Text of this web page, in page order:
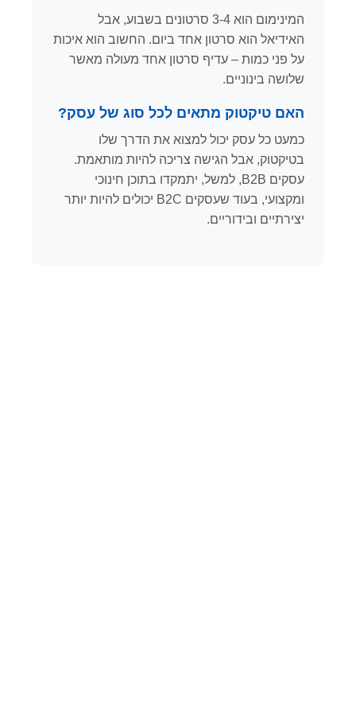
המינימום הוא 3-4 סרטונים בשבוע, אבל
האידיאל הוא סרטון אחד ביום. החשוב הוא איכות
על פני כמות – עדיף סרטון אחד מעולה מאשר
שלושה בינוניים.
האם טיקטוק מתאים לכל סוג של עסק?
כמעט כל עסק יכול למצוא את הדרך שלו
בטיקטוק, אבל הגישה צריכה להיות מותאמת.
עסקים B2B, למשל, יתמקדו בתוכן חינוכי
ומקצועי, בעוד שעסקים B2C יכולים להיות יותר
יצירתיים ובידוריים.